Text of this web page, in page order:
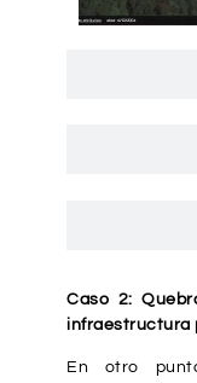
Caso 2:
infraestructura
En otro